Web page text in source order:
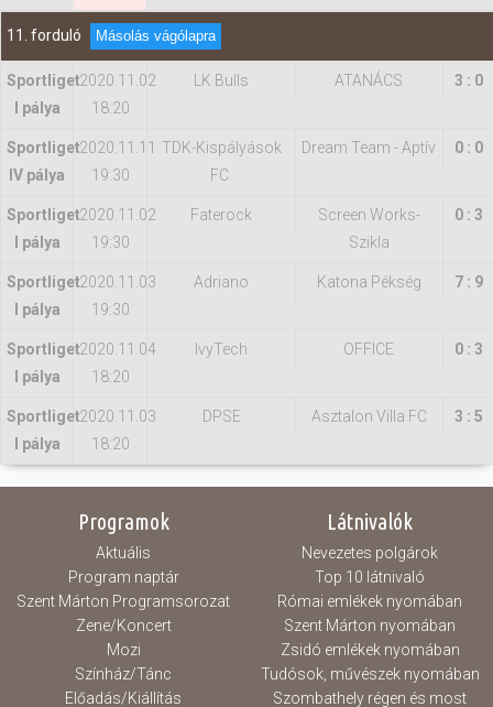
11. forduló Másolás vágólapra
Sportliget
I pálya
2020.11.02
18:20
LK Bulls ATANÁCS 3 : 0
Sportliget
IV pálya
2020.11.11
19:30
TDK-Kispályások
FC.
Dream Team - Aptív 0 : 0
Sportliget
I pálya
2020.11.02
19:30
Faterock
Screen Works-
Szikla
0 : 3
Sportliget
I pálya
2020.11.03
19:30
Adriano Katona Pékség 7 : 9
Sportliget
I pálya
2020.11.04
18:20
IvyTech OFFICE 0 : 3
Sportliget
I pálya
2020.11.03
18:20
DPSE Asztalon Villa FC 3 : 5
Programok
Aktuális
Program naptár
Szent Márton Programsorozat
Zene/Koncert
Mozi
Színház/Tánc
Előadás/Kiállítás
Látnivalók
Nevezetes polgárok
Top 10 látnivaló
Római emlékek nyomában
Szent Márton nyomában
Zsidó emlékek nyomában
Tudósok, művészek nyomában
Szombathely régen és most